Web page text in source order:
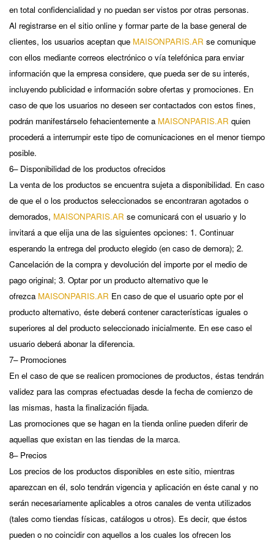
en total confidencialidad y no puedan ser vistos por otras personas.
Al registrarse en el sitio online y formar parte de la base general de
clientes, los usuarios aceptan que MAISONPARIS.AR se comunique
con ellos mediante correos electrónico o vía telefónica para enviar
información que la empresa considere, que pueda ser de su interés,
incluyendo publicidad e información sobre ofertas y promociones. En
caso de que los usuarios no deseen ser contactados con estos fines,
podrán manifestárselo fehacientemente a MAISONPARIS.AR quien
procederá a interrumpir este tipo de comunicaciones en el menor tiempo
posible.
6– Disponibilidad de los productos ofrecidos
La venta de los productos se encuentra sujeta a disponibilidad. En caso
de que el o los productos seleccionados se encontraran agotados o
demorados, MAISONPARIS.AR se comunicará con el usuario y lo
invitará a que elija una de las siguientes opciones: 1. Continuar
esperando la entrega del producto elegido (en caso de demora); 2.
Cancelación de la compra y devolución del importe por el medio de
pago original; 3. Optar por un producto alternativo que le
ofrezca MAISONPARIS.AR En caso de que el usuario opte por el
producto alternativo, éste deberá contener características iguales o
superiores al del producto seleccionado inicialmente. En ese caso el
usuario deberá abonar la diferencia.
7– Promociones
En el caso de que se realicen promociones de productos, éstas tendrán
validez para las compras efectuadas desde la fecha de comienzo de
las mismas, hasta la finalización fijada.
Las promociones que se hagan en la tienda online pueden diferir de
aquellas que existan en las tiendas de la marca.
8– Precios
Los precios de los productos disponibles en este sitio, mientras
aparezcan en él, solo tendrán vigencia y aplicación en éste canal y no
serán necesariamente aplicables a otros canales de venta utilizados
(tales como tiendas físicas, catálogos u otros). Es decir, que éstos
pueden o no coincidir con aquellos a los cuales los ofrecen los